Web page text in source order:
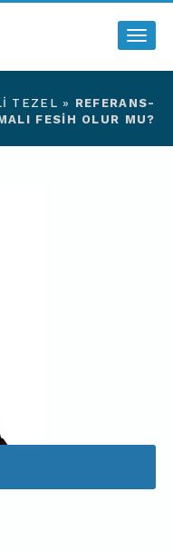
TEZEL » REFERANS-
FESIH OLUR MU?